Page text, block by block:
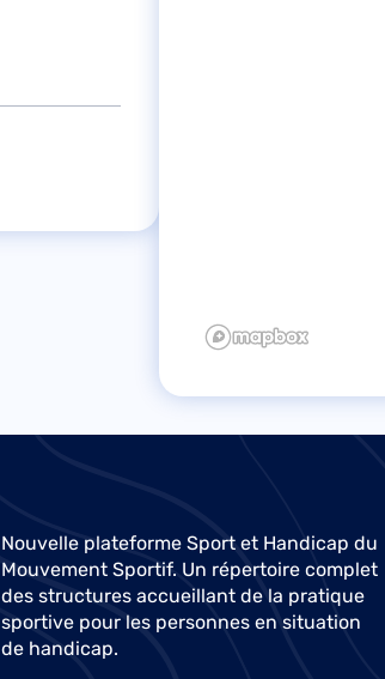
Nouvelle plateforme Sport et Handicap du
Mouvement Sportif. Un répertoire complet
des structures accueillant de la pratique
sportive pour les personnes en situation
de handicap.